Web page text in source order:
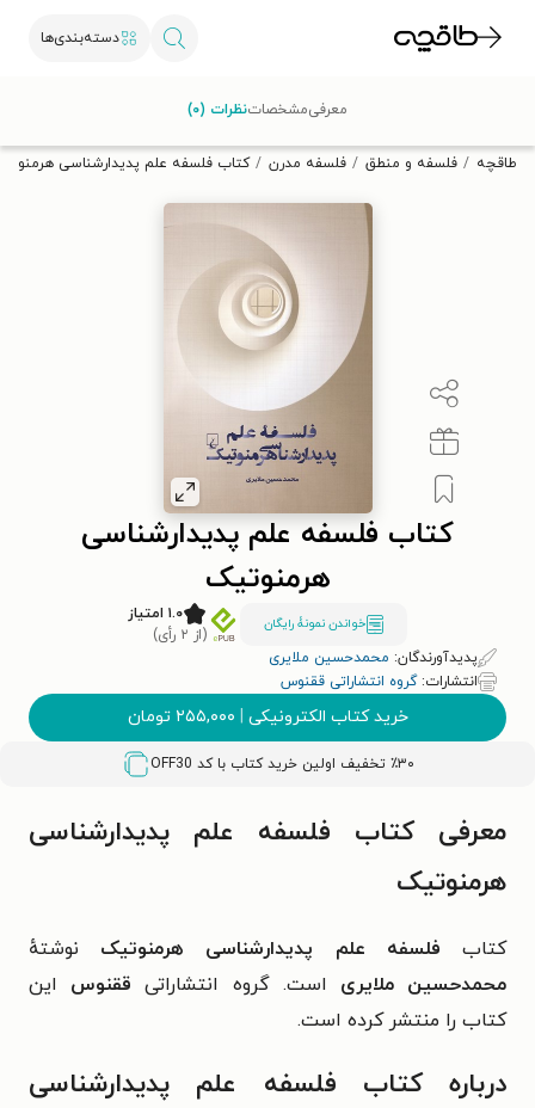
دسته‌بندی‌ها
تخفیف از طاقچه دریافت کن.
طاقچه فلسفه و منطق فلسفه مدرن کتاب فلسفه علم پدیدارشناسی
کتاب فلسفه علم پدیدارشناسی
هرمنوتیک
خواندن نمونۀ رایگان
۱.۰ امتیاز
(از ۲ رأی)
پدیدآورندگان: محمدحسین ملایری
انتشارات:گروه انتشاراتی ققنوس
خرید کتاب الکترونیکی | ۲۵۵,۰۰۰ تومان
٪۳۰ تخفیف اولین خرید کتاب با کد OFF30
معرفیمشخصاتنظرات (۰)
معرفی کتاب فلسفه علم پدیدارشناسی
هرمنوتیک
کتابفلسفه علم پدیدارشناسی هرمنوتیک نوشتهٔ
محمدحسین ملایری است. گروه انتشاراتیققنوس این
کتاب را منتشر کرده است.
درباره کتاب فلسفه علم پدیدارشناسی